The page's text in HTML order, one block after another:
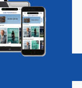
Vacatures